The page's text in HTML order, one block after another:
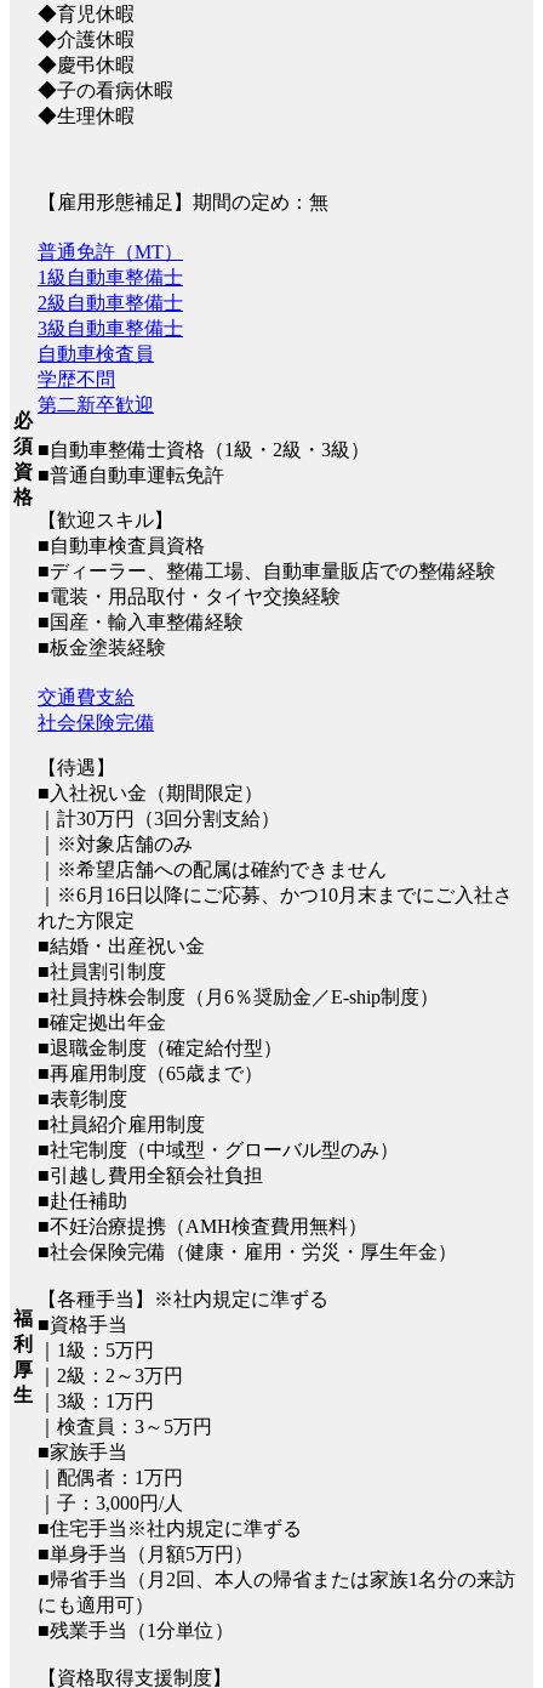
◆育児休暇
◆介護休暇
◆慶弔休暇
◆子の看病休暇
◆生理休暇
【雇用形態補足】期間の定め：無
必
須
資
格
普通免許（MT）
1級自動車整備士
2級自動車整備士
3級自動車整備士
自動車検査員
学歴不問
第二新卒歓迎
■自動車整備士資格（1級・2級・3級）
■普通自動車運転免許
【歓迎スキル】
■自動車検査員資格
■ディーラー、整備工場、自動車量販店での整備経験
■電装・用品取付・タイヤ交換経験
■国産・輸入車整備経験
■板金塗装経験
福
利
厚
生
交通費支給
社会保険完備
【待遇】
■入社祝い金（期間限定）
｜計30万円（3回分割支給）
｜※対象店舗のみ
｜※希望店舗への配属は確約できません
｜※6月16日以降にご応募、かつ10月末までにご入社さ
れた方限定
■結婚・出産祝い金
■社員割引制度
■社員持株会制度（月6％奨励金／E-ship制度）
■確定拠出年金
■退職金制度（確定給付型）
■再雇用制度（65歳まで）
■表彰制度
■社員紹介雇用制度
■社宅制度（中域型・グローバル型のみ）
■引越し費用全額会社負担
■赴任補助
■不妊治療提携（AMH検査費用無料）
■社会保険完備（健康・雇用・労災・厚生年金）
【各種手当】※社内規定に準ずる
■資格手当
｜1級：5万円
｜2級：2～3万円
｜3級：1万円
｜検査員：3～5万円
■家族手当
｜配偶者：1万円
｜子：3,000円/人
■住宅手当※社内規定に準ずる
■単身手当（月額5万円）
■帰省手当（月2回、本人の帰省または家族1名分の来訪
にも適用可）
■残業手当（1分単位）
【資格取得支援制度】